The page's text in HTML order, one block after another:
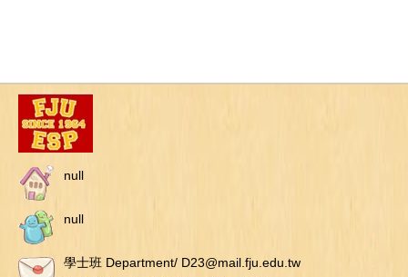
null
null
學士班 Department/ D23@mail.fju.edu.tw